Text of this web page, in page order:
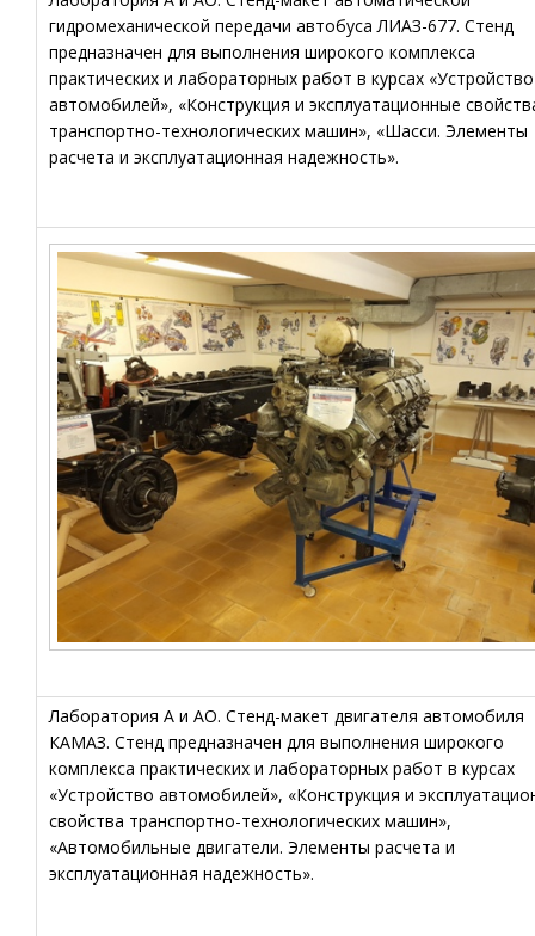
гидромеханической передачи автобуса ЛИАЗ-677. Стенд
предназначен для выполнения широкого комплекса
практических и лабораторных работ в курсах «Устройство
автомобилей», «Конструкция и эксплуатационные
транспортно-технологических машин», «Шасси. Элементы
расчета и эксплуатационная надежность».
Лаборатория А и АО. Стенд-макет двигателя автомобиля
КАМАЗ. Стенд предназначен для выполнения широкого
комплекса практических и лабораторных работ в курсах
«Устройство автомобилей», «Конструкция и
свойства транспортно-технологических машин»,
«Автомобильные двигатели. Элементы расчета и
эксплуатационная надежность».